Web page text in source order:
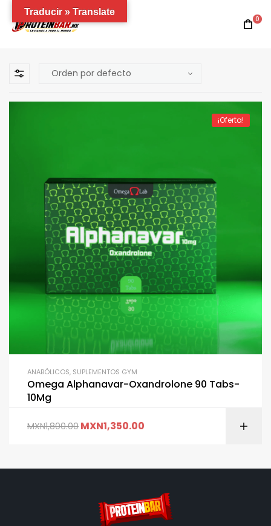
0
¡Oferta!
ANABÓLICOS, SUPLEMENTOS GYM
Omega Alphanavar-Oxandrolone 90 Tabs-
10Mg
MXN1,800.00 MXN1,350.00
Traducir » Translate